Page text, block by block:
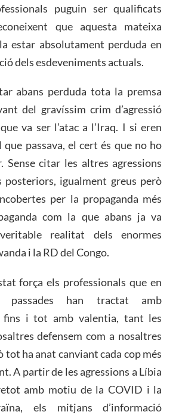
puguin ser qualificats
que aquesta mateixa
estar absolutament perduda en
dels esdeveniments actuals.
abans perduda tota la premsa
del gravíssim crim d’agressió
va ser l’atac a l’Iraq. I si eren
que passava, el cert és que no ho
Sense citar les altres agressions
posteriors, igualment greus però
per la propaganda més
com la que abans ja va
realitat dels enormes
i la RD del Congo.
força els professionals que en
passades han tractat amb
fins i tot amb valentia, tant les
defensem com a nosaltres
tot ha anat canviant cada cop més
A partir de les agressions a Líbia
amb motiu de la COVID i la
els mitjans d’informació